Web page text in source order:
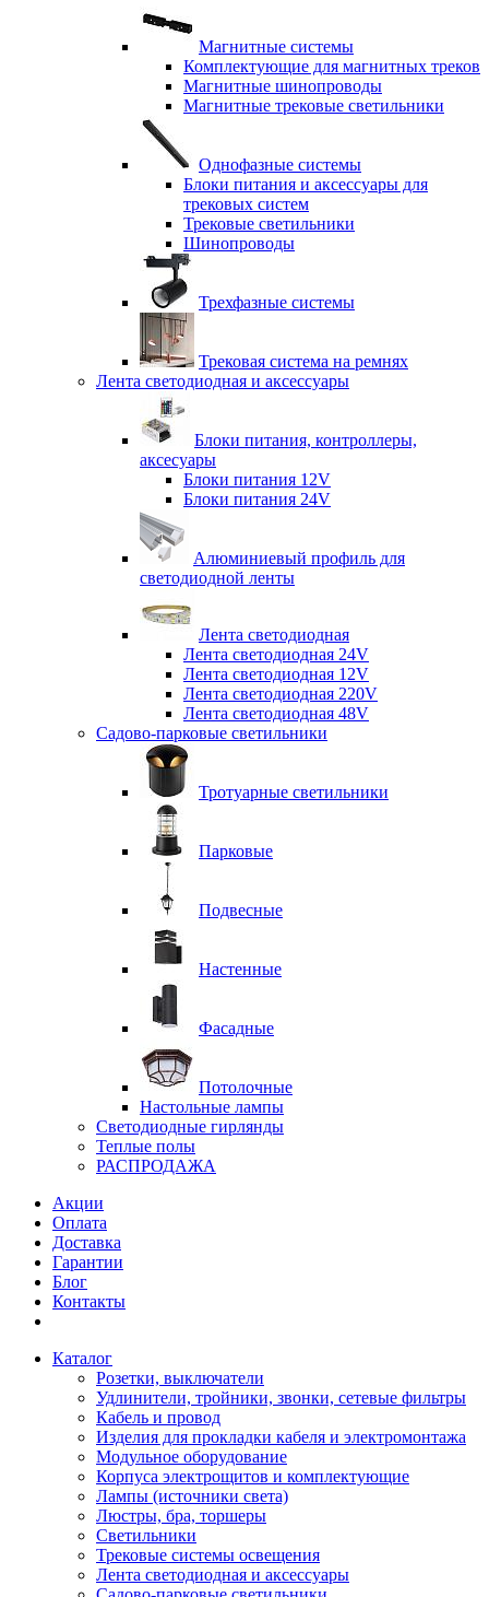
Магнитные системы
Комплектующие для магнитных треков
Магнитные шинопроводы
Магнитные трековые светильники
Однофазные системы
Блоки питания и аксессуары для
трековых систем
Трековые светильники
Шинопроводы
Трехфазные системы
Трековая система на ремнях
Лента светодиодная и аксессуары
Блоки питания, контроллеры,
аксесуары
Блоки питания 12V
Блоки питания 24V
Алюминиевый профиль для
светодиодной ленты
Лента светодиодная
Лента светодиодная 24V
Лента светодиодная 12V
Лента светодиодная 220V
Лента светодиодная 48V
Садово-парковые светильники
Тротуарные светильники
Парковые
Подвесные
Настенные
Фасадные
Потолочные
Настольные лампы
Светодиодные гирлянды
Теплые полы
РАСПРОДАЖА
Акции
Оплата
Доставка
Гарантии
Блог
Контакты
Каталог
Розетки, выключатели
Удлинители, тройники, звонки, сетевые фильтры
Кабель и провод
Изделия для прокладки кабеля и электромонтажа
Модульное оборудование
Корпуса электрощитов и комплектующие
Лампы (источники света)
Люстры, бра, торшеры
Светильники
Трековые системы освещения
Лента светодиодная и аксессуары